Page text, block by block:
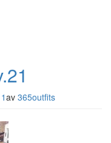
av 365outfits